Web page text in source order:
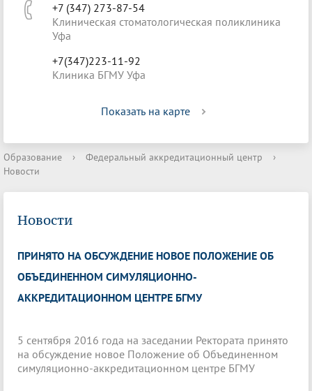
+7 (347) 273-87-54
Клиническая стоматологическая поликлиника
Уфа
+7(347)223-11-92
Клиника БГМУ Уфа
Показать на карте
Образование › Федеральный аккредитационный центр
›
Новости
Новости
ПРИНЯТО НА ОБСУЖДЕНИЕ НОВОЕ ПОЛОЖЕНИЕ ОБ
ОБЪЕДИНЕННОМ СИМУЛЯЦИОННО-
АККРЕДИТАЦИОННОМ ЦЕНТРЕ БГМУ
5 сентября 2016 года на заседании Ректората принято
на обсуждение новое Положение об Объединенном
симуляционно-аккредитационном центре БГМУ